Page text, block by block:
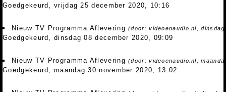
Goedgekeurd, vrijdag 25 december 2020, 10:16
Nieuw TV Programma Aflevering(door: videoenaudio.nl,
Goedgekeurd, dinsdag 08 december 2020, 09:09
Nieuw TV Programma Aflevering(door: videoenaudio.nl,
Goedgekeurd, maandag 30 november 2020, 13:02